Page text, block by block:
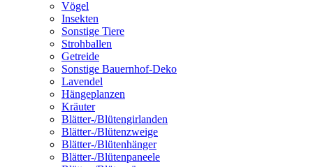
Vögel
Insekten
Sonstige Tiere
Strohballen
Getreide
Sonstige Bauernhof-Deko
Lavendel
Hängeplanzen
Kräuter
Blätter-/Blütengirlanden
Blätter-/Blütenzweige
Blätter-/Blütenhänger
Blätter-/Blütenpaneele